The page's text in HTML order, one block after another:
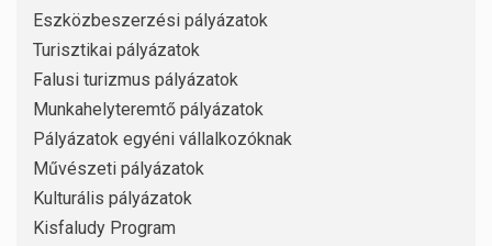
Eszközbeszerzési pályázatok
Turisztikai pályázatok
Falusi turizmus pályázatok
Munkahelyteremtő pályázatok
Pályázatok egyéni vállalkozóknak
Művészeti pályázatok
Kulturális pályázatok
Kisfaludy Program